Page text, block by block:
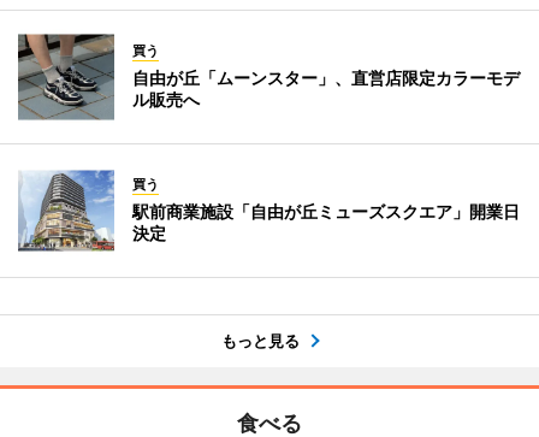
買う
自由が丘「ムーンスター」、直営店限定カラーモデ
ル販売へ
買う
駅前商業施設「自由が丘ミューズスクエア」開業日
決定
もっと見る
食べる